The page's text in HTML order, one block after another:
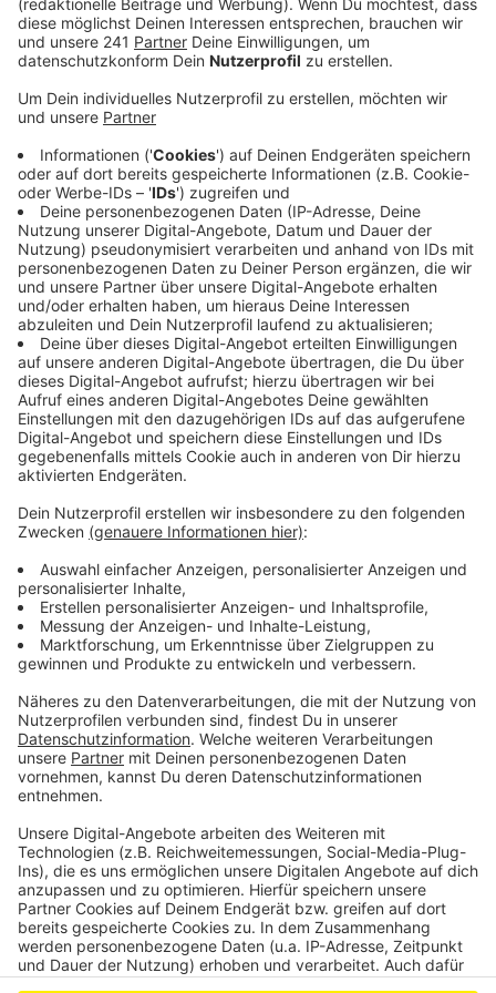
Anzeige
Anzeige
Es geht bei dem sogenannten "Stärkungspakt
NRW" auch um Einwohnerinnen und Einwohner des
Kreises, die zum Beispiel wegen der hohen
Lebenshaltungskosten finanziell ins Schlingern
geraten sind. Fast 680.000 Euro von dem Geld davon
gehen an die Kreisverwaltung in Siegburg: und die will
es gerne weitergeben, an die, die es brauchen. Sie
müssten sich nur melden, sagt Barbara König,
Kreisgeschäftsführerin der AWO Bonn/Rhein-Sieg:
Viele Menschen schämen sich, Hilfen vom Staat
anzunehmen. Das ist völlig unberechtigt, weil der
Sozialstaat dafür da ist, Menschen zu helfen. Es
ist ein berechtigtes Anliegen, was wir als
Verbände für den Staat hier tun, dass die
Menschen zu ihrem Recht kommen und zu ihrem
Geld.
Beratung bekommen Menschen im Rhein-Sieg-Kreis
bei der AWO, der Caritas und den Sozialdiensten der
katholischen Frauen und Männer.Alle Infos zum
Stärkungspakt gibt es hier.
Anzeige
Anzeige